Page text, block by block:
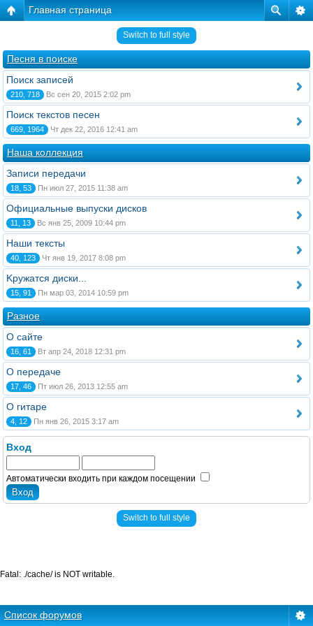
Главная страница
Switch to full style
Песня в поиске
Поиск записей
210, 718 Вс сен 20, 2015 2:02 pm
Поиск текстов песен
669, 1964 Чт дек 22, 2016 12:41 am
Наша коллекция
Записи передачи
18, 53 Пн июл 27, 2015 11:38 am
Официальные выпуски дисков
11, 13 Вс янв 25, 2009 10:44 pm
Наши тексты
40, 123 Чт янв 19, 2017 8:08 pm
Kружатся диски...
15, 91 Пн мар 03, 2014 10:59 pm
Разное
О сайте
16, 61 Вт апр 24, 2018 12:31 pm
О передаче
17, 46 Пт июл 26, 2013 12:55 am
О гитаре
4, 12 Пн янв 26, 2015 3:17 am
Вход
Автоматически входить при каждом посещении
Switch to full style
Список форумов
Fatal: ./cache/ is NOT writable.